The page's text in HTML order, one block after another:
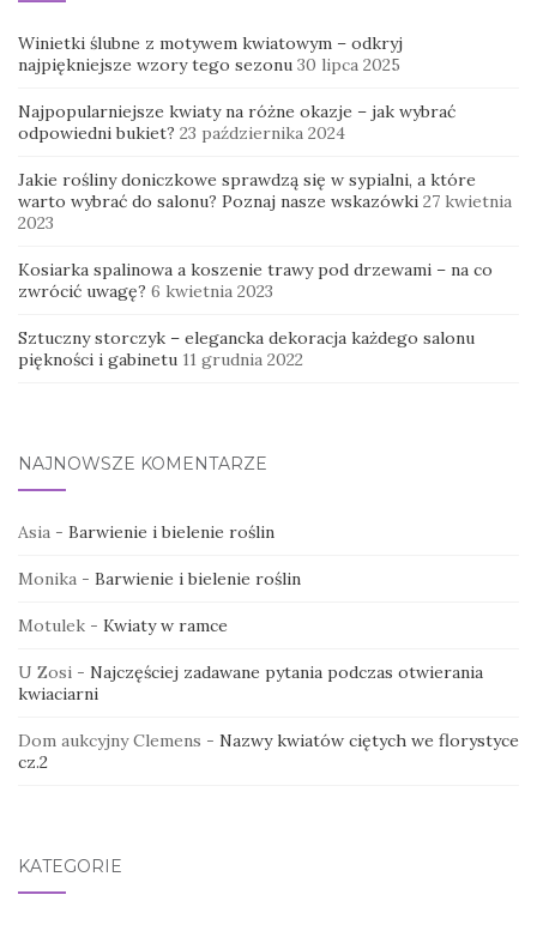
Winietki ślubne z motywem kwiatowym – odkryj
najpiękniejsze wzory tego sezonu 30 lipca 2025
Najpopularniejsze kwiaty na różne okazje – jak wybrać
odpowiedni bukiet? 23 października 2024
Jakie rośliny doniczkowe sprawdzą się w sypialni, a które
warto wybrać do salonu? Poznaj nasze wskazówki 27 kwietnia
2023
Kosiarka spalinowa a koszenie trawy pod drzewami – na co
zwrócić uwagę? 6 kwietnia 2023
Sztuczny storczyk – elegancka dekoracja każdego salonu
piękności i gabinetu 11 grudnia 2022
NAJNOWSZE KOMENTARZE
Asia - Barwienie i bielenie roślin
Monika - Barwienie i bielenie roślin
Motulek - Kwiaty w ramce
U Zosi - Najczęściej zadawane pytania podczas otwierania
kwiaciarni
Dom aukcyjny Clemens - Nazwy kwiatów ciętych we florystyce
cz.2
KATEGORIE